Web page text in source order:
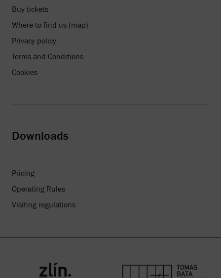
Buy tickets
Where to find us (map)
Privacy policy
Terms and Conditions
Cookies
Downloads
Pricing
Operating Rules
Visiting regulations